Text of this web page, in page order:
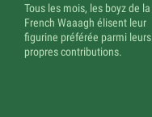
Tous les mois, les boyz de la
French Waaagh élisent leur
figurine préférée parmi leurs
propres contributions.